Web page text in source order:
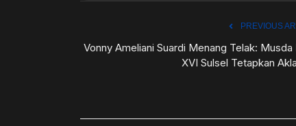
PREVIOUS
Vonny Ameliani Suardi Menang Telak: Musda
XVI Sulsel Tetapkan